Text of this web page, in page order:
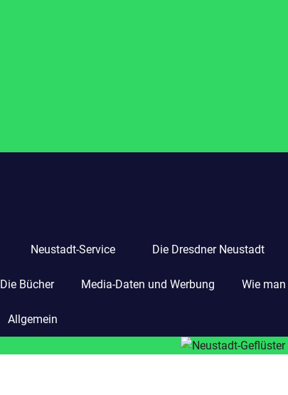
Neustadt-Service Die Dresdner Neustadt
Die Bücher Media-Daten und Werbung Wie
Allgemein